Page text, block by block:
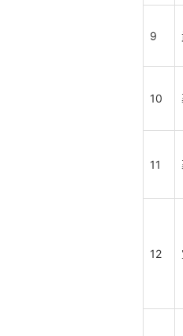
9
10
11
12